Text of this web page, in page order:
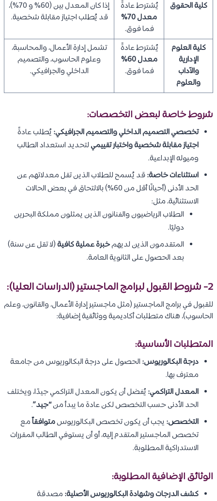
كلية الحقوق
يُشترط عادةً
معدل 70%
فما فوق.
إذا كان المعدل بين (60% و 70%)،
قد يُطلب اجتياز مقابلة شخصية.
كلية العلوم
الإدارية
والآداب
والعلوم
يُشترط عادةً
معدل 60%
فما فوق.
تشمل إدارة الأعمال، والمحاسبة،
وعلوم الحاسوب، والتصميم
الداخلي والجرافيكي.
شروط خاصة لبعض التخصصات:
تخصصي التصميم الداخلي والتصميم الجرافيكي: يُطلب عادةً
اجتياز مقابلة شخصية واختبار تقييميلتحديد استعداد الطالب
وميوله الإبداعية.
استثناءات خاصة:قد يُسمح للطلاب الذين تقل معدلاتهم عن
الحد الأدنى (أحيانًا أقل من 60%) بالالتحاق في بعض الحالات
الاستثنائية، مثل:
الطلاب الرياضيون والفنانون الذين يمثلون مملكة البحرين
دوليًا.
المتقدمون الذين لديهمخبرة عملية كافية(لا تقل عن سنة)
بعد الحصول على الثانوية العامة.
2- شروط القبول لبرامج الماجستير (الدراسات العليا):
للقبول في برامج الماجستير (مثل ماجستير إدارة الأعمال، والقانون، وعلم
الحاسوب)، هناك متطلبات أكاديمية ووثائقية إضافية:
المتطلبات الأساسية:
درجة البكالوريوس: الحصول على درجة البكالوريوس من جامعة
معترف بها.
المعدل التراكمي: يُفضل أن يكون المعدل التراكمي جيدًا، ويختلف
الحد الأدنى حسب التخصص لكن عادة ما يبدأ من“جيد”.
التخصص: يجب أن يكون تخصص البكالوريوسمتوافقاًمع
تخصص الماجستير المتقدم إليه، أو أن يستوفي الطالب المقررات
الاستدراكية المطلوبة.
الوثائق الإضافية المطلوبة:
كشف الدرجات وشهادة البكالوريوس الأصلية: مصدقة